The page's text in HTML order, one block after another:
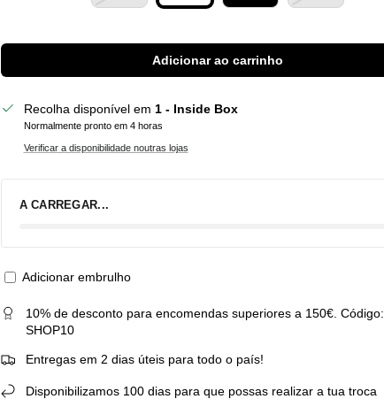
Adicionar ao carrinho
Recolha disponível em 1 - Inside Box
Normalmente pronto em 4 horas
Verificar a disponibilidade noutras lojas
A CARREGAR...
Adicionar embrulho
10% de desconto para encomendas superiores a 150€. Código:
SHOP10
Entregas em 2 dias úteis para todo o país!
Disponibilizamos 100 dias para que possas realizar a tua troca